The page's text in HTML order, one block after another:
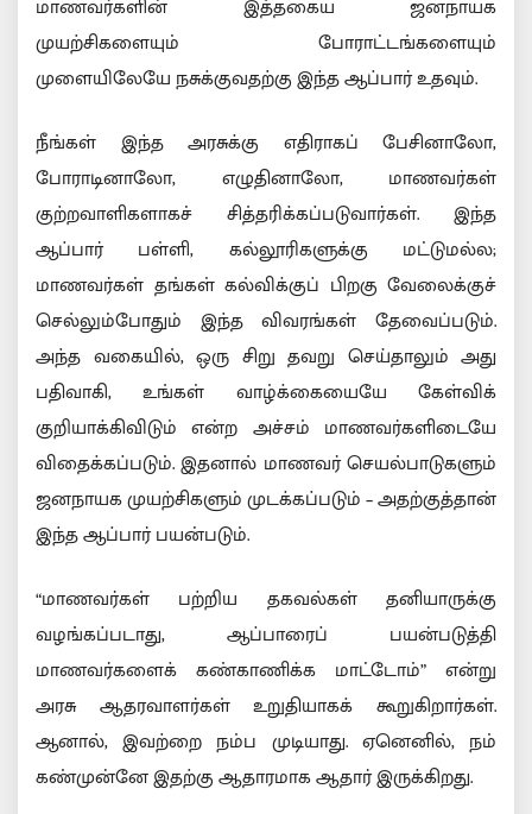
மாணவர்களின் இத்தகைய ஜனநாயக
முயற்சிகளையும் போராட்டங்களையும்
முளையிலேயே நசுக்குவதற்கு இந்த ஆப்பார் உதவும்.
நீங்கள் இந்த அரசுக்கு எதிராகப் பேசினாலோ,
போராடினாலோ, எழுதினாலோ, மாணவர்கள்
குற்றவாளிகளாகச் சித்தரிக்கப்படுவார்கள். இந்த
ஆப்பார் பள்ளி, கல்லூரிகளுக்கு மட்டுமல்ல;
மாணவர்கள் தங்கள் கல்விக்குப் பிறகு வேலைக்குச்
செல்லும்போதும் இந்த விவரங்கள் தேவைப்படும்.
அந்த வகையில், ஒரு சிறு தவறு செய்தாலும் அது
பதிவாகி, உங்கள் வாழ்க்கையையே கேள்விக்
குறியாக்கிவிடும் என்ற அச்சம் மாணவர்களிடையே
விதைக்கப்படும். இதனால் மாணவர் செயல்பாடுகளும்
ஜனநாயக முயற்சிகளும் முடக்கப்படும் – அதற்குத்தான்
இந்த ஆப்பார் பயன்படும்.
“மாணவர்கள் பற்றிய தகவல்கள் தனியாருக்கு
வழங்கப்படாது, ஆப்பாரைப் பயன்படுத்தி
மாணவர்களைக் கண்காணிக்க மாட்டோம்” என்று
அரசு ஆதரவாளர்கள் உறுதியாகக் கூறுகிறார்கள்.
ஆனால், இவற்றை நம்ப முடியாது. ஏனெனில், நம்
கண்முன்னே இதற்கு ஆதாரமாக ஆதார் இருக்கிறது.